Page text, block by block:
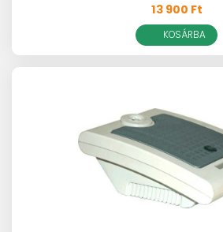
13 900 Ft
KOSÁRBA